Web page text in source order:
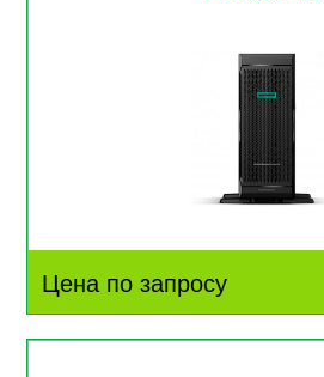
Цена по запросу